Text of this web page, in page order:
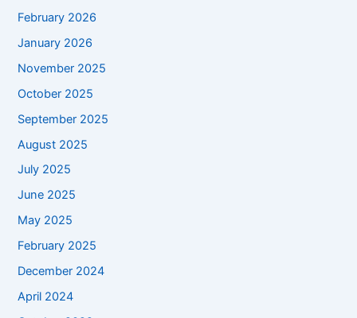
February 2026
January 2026
November 2025
October 2025
September 2025
August 2025
July 2025
June 2025
May 2025
February 2025
December 2024
April 2024